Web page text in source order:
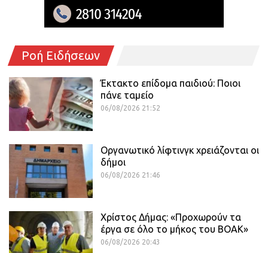
Ροή Ειδήσεων
Έκτακτο επίδομα παιδιού: Ποιοι
πάνε ταμείο
06/08/2026 21:52
Οργανωτικό λίφτινγκ χρειάζονται οι
δήμοι
06/08/2026 21:46
Χρίστος Δήμας: «Προχωρούν τα
έργα σε όλο το μήκος του ΒΟΑΚ»
06/08/2026 20:43